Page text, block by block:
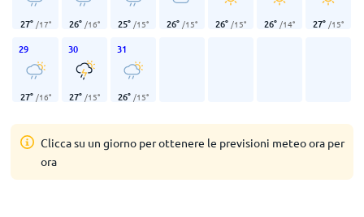
27° /17° 26° /16° 25° /15° 26° /15° 26° /15° 26° /14° 27° /15°
29
27° /16°
30
27° /15°
31
26° /15°
Clicca su un giorno per ottenere le previsioni meteo ora per
ora